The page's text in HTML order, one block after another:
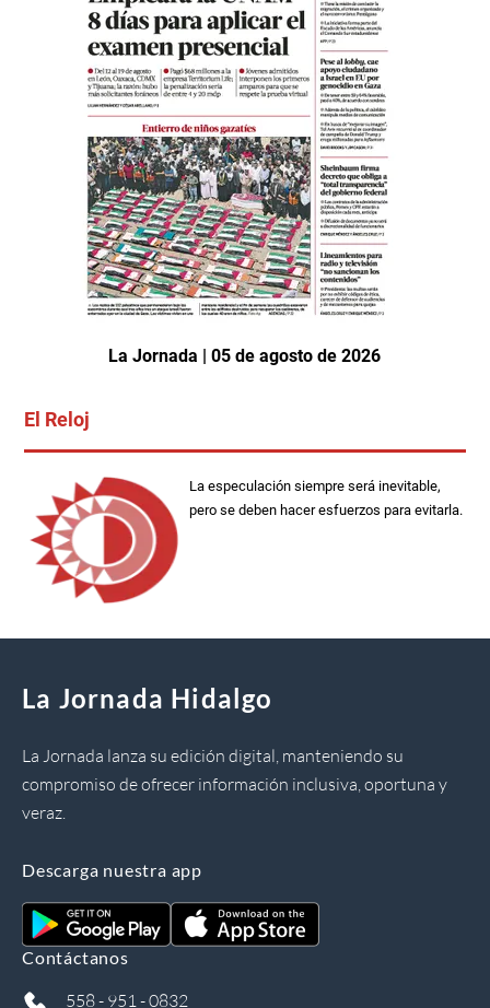
La Jornada | 05 de agosto de 2026
El Reloj
La especulación siempre será inevitable,
pero se deben hacer esfuerzos para evitarla.
La Jornada Hidalgo
La Jornada lanza su edición digital, manteniendo su
compromiso de ofrecer información inclusiva, oportuna y
veraz.
Descarga nuestra app
Contáctanos
558 - 951 - 0832